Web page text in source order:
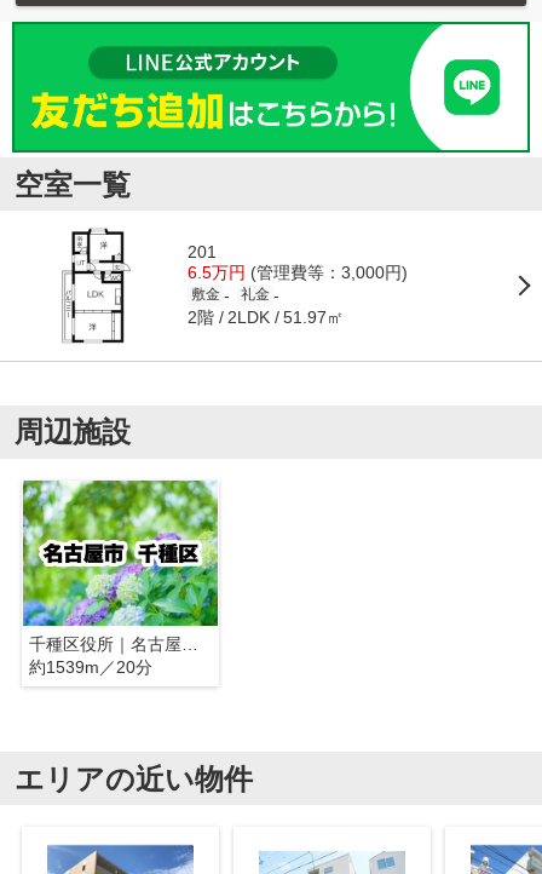
空室一覧
201
6.5万円 (管理費等：3,000円)
敷金 - 礼金 -
2階 2LDK 51.97㎡
周辺施設
千種区役所｜名古屋市千種区
約1539m／20分
エリアの近い物件